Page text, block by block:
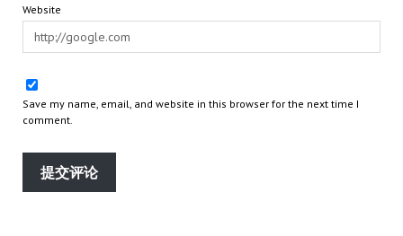
Website
Save my name, email, and website in this browser for the next time I
comment.